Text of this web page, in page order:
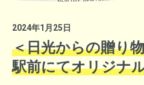
山口謠司オフィシャルサイト
2024年1月25日
＜日光からの贈り
駅前にてオリジナ